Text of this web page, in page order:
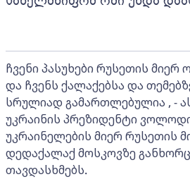
ჩვენი პასუხები რუსეთის მიერ
და ჩვენს ქალაქებსა და
სრულიად გამართლებულია , -
უკრაინის პრეზიდენტი
უკრაინელების მიერ რუსეთის
დედაქალაქ მოსკოვზე
თავდასხმებს.